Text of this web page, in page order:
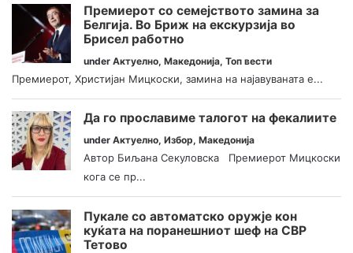
Премиерот со семејството замина за
Белгија. Во Бриж на екскурзија во
Брисел работно
under Актуелно, Македонија, Топ вести
Премиерот, Христијан Мицкоски, замина на најавуваната е...
Да го прославиме талогот на фекалиите
under Актуелно, Избор, Македонија
Автор Биљана Секуловска Премиерот Мицкоски
кога се пр...
Пукале со автоматско оружје кон
куќата на поранешниот шеф на СВР
Тетово